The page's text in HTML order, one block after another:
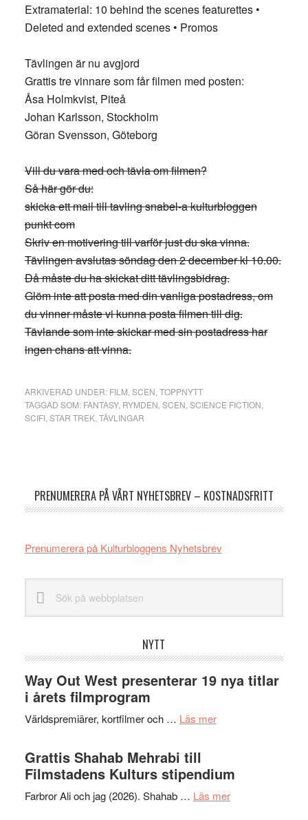
Extramaterial: 10 behind the scenes featurettes •
Deleted and extended scenes • Promos
Tävlingen är nu avgjord
Grattis tre vinnare som får filmen med posten:
Åsa Holmkvist, Piteå
Johan Karlsson, Stockholm
Göran Svensson, Göteborg
Vill du vara med och tävla om filmen?
Så här gör du:
skicka ett mail till tavling snabel-a kulturbloggen
punkt com
Skriv en motivering till varför just du ska vinna.
Tävlingen avslutas söndag den 2 december kl 10.00.
Då måste du ha skickat ditt tävlingsbidrag.
Glöm inte att posta med din vanliga postadress, om
du vinner måste vi kunna posta filmen till dig.
Tävlande som inte skickar med sin postadress har
ingen chans att vinna.
ARKIVERAD UNDER: FILM SCEN TOPPNYTT
TAGGAD SOM: FANTASY, RYMDEN SCEN SCIENCE FICTION
SCIFI, STAR TREK, TÄVLINGAR
PRENUMERERA PÅ VÅRT NYHETSBREV – KOSTNADSFRITT
Prenumerera på Kulturbloggens Nyhetsbrev
webbplatsen
NYTT
Way Out West presenterar 19 nya titlar
i årets filmprogram
Världspremiärer, kortfilmer och … Läs merom
presenterar
19
Grattis Shahab Mehrabi till
Filmstadens Kulturs stipendium
Farbror Ali och jag (2026). Shahab … Läs merom